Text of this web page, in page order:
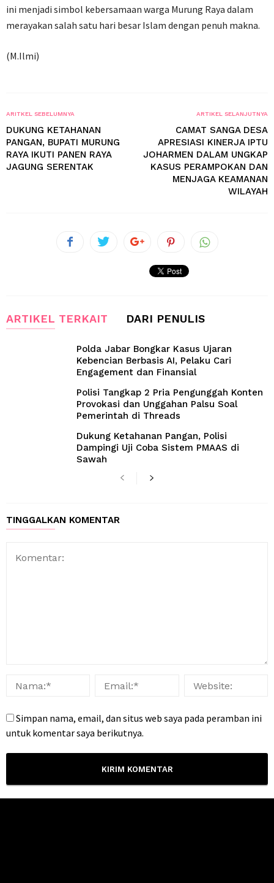
ini menjadi simbol kebersamaan warga Murung Raya dalam
merayakan salah satu hari besar Islam dengan penuh makna.
(M.Ilmi)
ARITKEL SEBELUMNYA
DUKUNG KETAHANAN
PANGAN, BUPATI MURUNG
RAYA IKUTI PANEN RAYA
JAGUNG SERENTAK
ARTIKEL SELANJUTNYA
CAMAT SANGA DESA
APRESIASI KINERJA IPTU
JOHARMEN DALAM UNGKAP
KASUS PERAMPOKAN DAN
MENJAGA KEAMANAN
WILAYAH
ARTIKEL TERKAIT DARI PENULIS
Polda Jabar Bongkar Kasus Ujaran
Kebencian Berbasis AI, Pelaku Cari
Engagement dan Finansial
Polisi Tangkap 2 Pria Pengunggah Konten
Provokasi dan Unggahan Palsu Soal
Pemerintah di Threads
Dukung Ketahanan Pangan, Polisi
Dampingi Uji Coba Sistem PMAAS di
Sawah
TINGGALKAN KOMENTAR
Simpan nama, email, dan situs web saya pada peramban ini
untuk komentar saya berikutnya.